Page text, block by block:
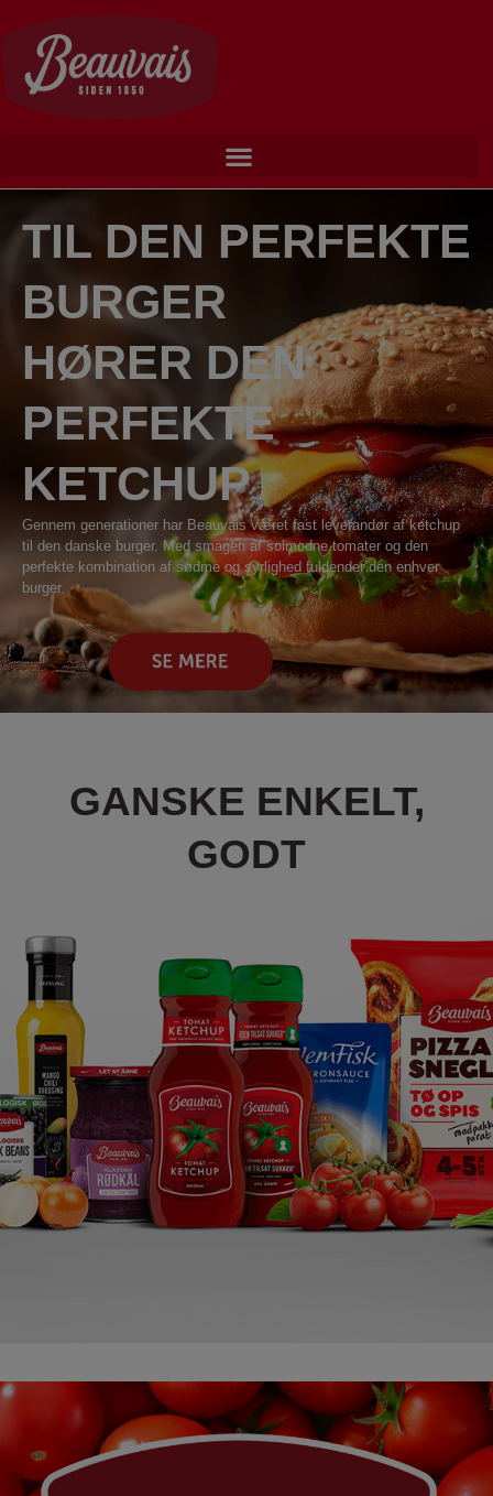
content
TIL DEN PERFEKTE
BURGER
HØRER DEN
PERFEKTE
KETCHUP
Gennem generationer har Beauvais været fast leverandør af ketchup
til den danske burger. Med smagen af solmodne tomater og den
perfekte kombination af sødme og syrlighed fuldender den enhver
burger.
GANSKE ENKELT,
GODT